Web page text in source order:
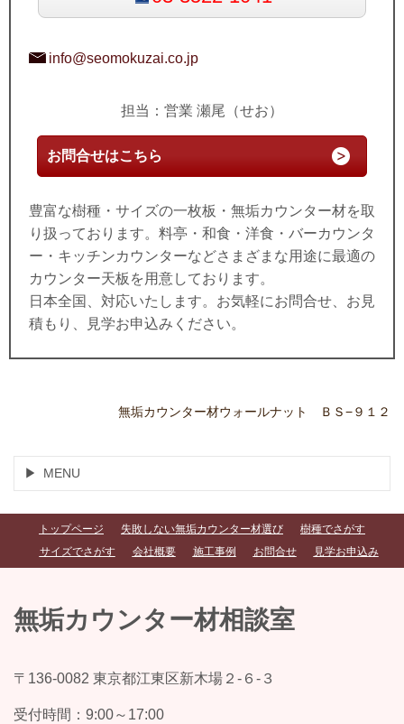
info@seomokuzai.co.jp
担当：営業 瀬尾（せお）
お問合せはこちら
豊富な樹種・サイズの一枚板・無垢カウンター材を取
り扱っております。料亭・和食・洋食・バーカウンタ
ー・キッチンカウンターなどさまざまな用途に最適の
カウンター天板を用意しております。
日本全国、対応いたします。お気軽にお問合せ、お見
積もり、見学お申込みください。
無垢カウンター材ウォールナット ＢＳ−９１２
MENU
トップページ 失敗しない無垢カウンター材選び
樹種でさがす
サイズでさがす
会社概要 施工事例 お問合せ 見学お申込み
無垢カウンター材相談室
〒136-0082 東京都江東区新木場２-６-３
受付時間： 9:00～17:00